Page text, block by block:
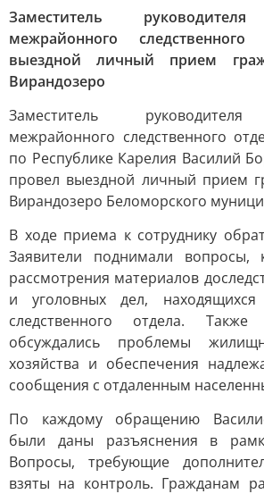
Заместитель руководителя
межрайонного
выездной личный прием
Вирандозеро
Заместитель руководителя
межрайонного следственного
по Республике Карелия Василий
провел выездной личный прием
Вирандозеро Беломорского
В ходе приема к сотруднику
Заявители поднимали вопросы,
рассмотрения материалов
и уголовных дел, находящихся
следственного отдела.
обсуждались проблемы
хозяйства и обеспечения
сообщения с отдаленным
По каждому обращению
были даны разъяснения в
Вопросы, требующие
взяты на контроль. Гражданам